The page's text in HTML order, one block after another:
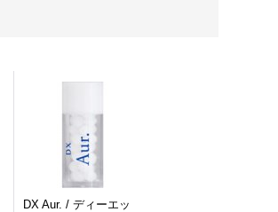
DX Aur. / ディーエッ